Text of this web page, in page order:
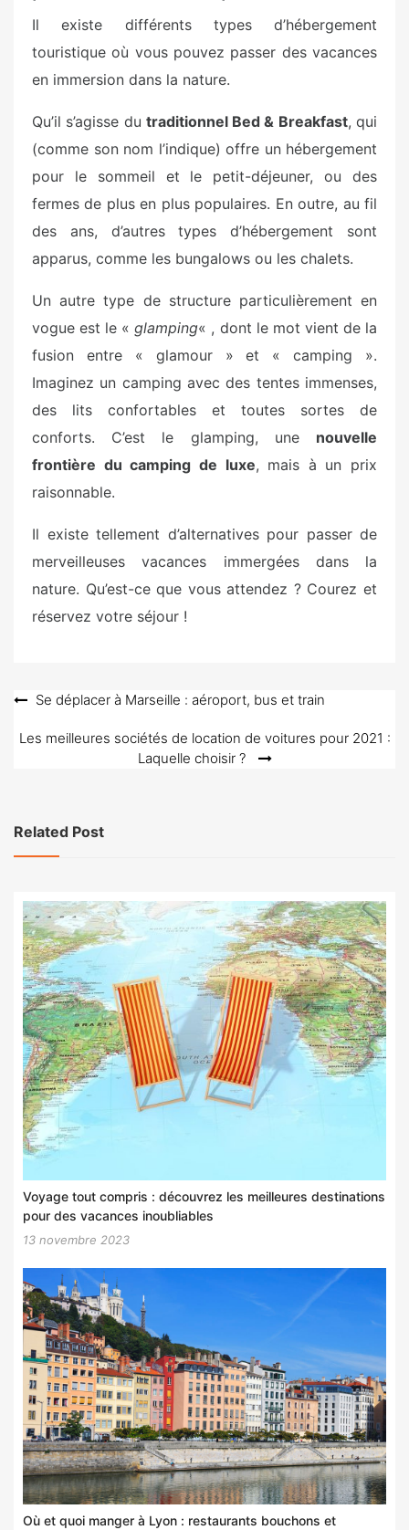
Il existe différents types d’hébergement
touristique où vous pouvez passer des vacances
en immersion dans la nature.
Qu’il s’agisse du traditionnel Bed & Breakfast, qui
(comme son nom l’indique) offre un hébergement
pour le sommeil et le petit-déjeuner, ou des
fermes de plus en plus populaires. En outre, au fil
des ans, d’autres types d’hébergement sont
apparus, comme les bungalows ou les chalets.
Un autre type de structure particulièrement en
vogue est le «glamping« , dont le mot vient de la
fusion entre « glamour » et « camping ».
Imaginez un camping avec des tentes immenses,
des lits confortables et toutes sortes de
conforts. C’est le glamping, une nouvelle
frontière du camping de luxe, mais à un prix
raisonnable.
Il existe tellement d’alternatives pour passer de
merveilleuses vacances immergées dans la
nature. Qu’est-ce que vous attendez ? Courez et
réservez votre séjour !
Navigation
de
Se déplacer à Marseille : aéroport, bus et train
Les meilleures sociétés de location de voitures pour 2021 :
Laquelle choisir ?
Related Post
Voyage tout compris : découvrez les meilleures destinations
pour des vacances inoubliables
13 novembre 2023
Où et quoi manger à Lyon : restaurants bouchons et